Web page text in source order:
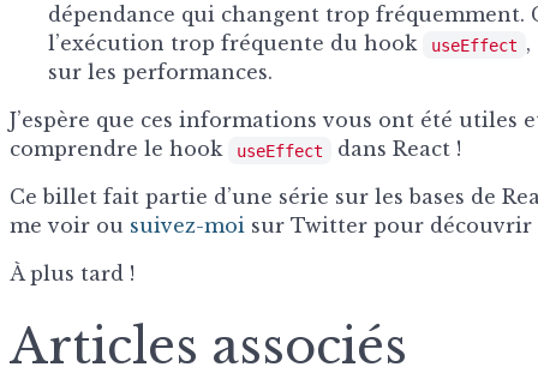
dépendance qui changent trop fréquemment.
l’exécution trop fréquente du hook
useEffect ,
sur les performances.
J’espère que ces informations vous ont été utiles
comprendre le hook
useEffect
dans React !
Ce billet fait partie d’une série sur les bases de
me voir ou suivez-moi sur Twitter pour découvrir
À plus tard !
Articles associés